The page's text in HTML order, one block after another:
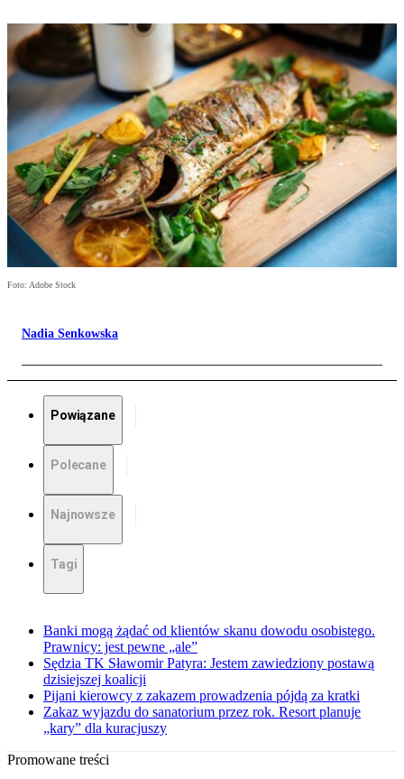
Foto: Adobe Stock
Nadia Senkowska
Powiązane
Polecane
Najnowsze
Tagi
Banki mogą żądać od klientów skanu dowodu osobistego.
Prawnicy: jest pewne „ale”
Sędzia TK Sławomir Patyra: Jestem zawiedziony postawą
dzisiejszej koalicji
Pijani kierowcy z zakazem prowadzenia pójdą za kratki
Zakaz wyjazdu do sanatorium przez rok. Resort planuje
„kary” dla kuracjuszy
Promowane treści